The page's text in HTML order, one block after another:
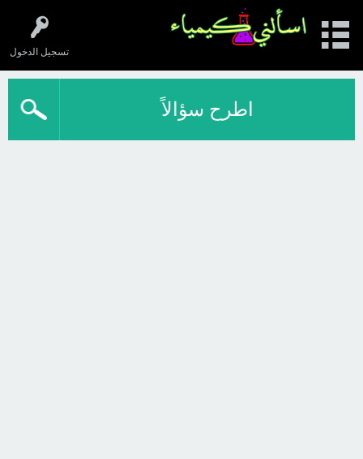
تسجيل الدخول
اطرح سؤالاً